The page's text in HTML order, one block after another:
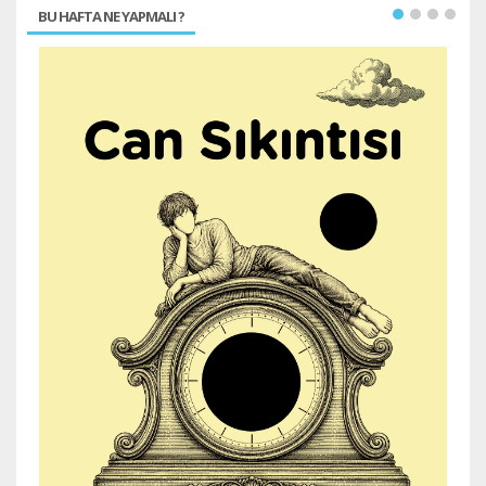
BU HAFTA NE YAPMALI ?